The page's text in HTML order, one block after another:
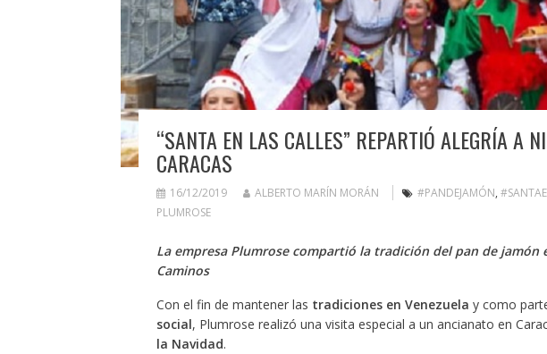
“SANTA EN LAS CALLES” REPARTIÓ ALEGRÍA A
CARACAS
16/12/2019 ALBERTO MARÍN MORÁN #PANDEJAMÓN,
PLUMROSE
La empresa Plumrose compartió la tradición del pan de jamón
Caminos
Con el fin de mantener las tradiciones en Venezuela y como
social, Plumrose realizó una visita especial a un ancianato en
la Navidad.